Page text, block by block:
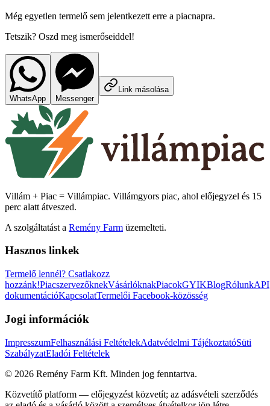
Még egyetlen termelő sem jelentkezett erre a piacnapra.
Tetszik? Oszd meg ismerőseiddel!
WhatsApp Messenger
Link másolása
Villám + Piac = Villámpiac. Villámgyors piac, ahol előjegyzel és 15
perc alatt átveszed.
A szolgáltatást a Remény Farm üzemelteti.
Hasznos linkek
Termelő lennél? Csatlakozz
hozzánk!PiacszervezőknekVásárlóknakPiacokGYIKBlogRólunkAPI
dokumentációKapcsolatTermelői Facebook-közösség
Jogi információk
ImpresszumFelhasználási FeltételekAdatvédelmi TájékoztatóSüti
SzabályzatEladói Feltételek
© 2026 Remény Farm Kft. Minden jog fenntartva.
Közvetítő platform — előjegyzést közvetít; az adásvételi szerződés